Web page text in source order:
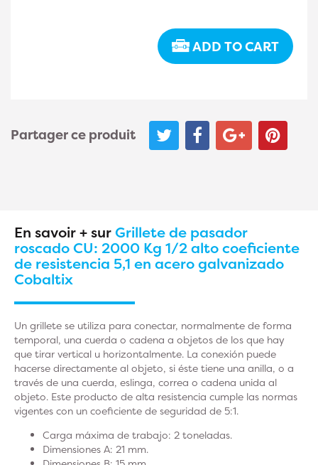
ADD TO CART
Partager ce produit
En savoir + surGrillete de pasador
roscado CU: 2000 Kg 1/2 alto coeficiente
de resistencia 5,1 en acero galvanizado
Cobaltix
Un grillete se utiliza para conectar, normalmente de forma
temporal, una cuerda o cadena a objetos de los que hay
que tirar vertical u horizontalmente. La conexión puede
hacerse directamente al objeto, si éste tiene una anilla, o a
través de una cuerda, eslinga, correa o cadena unida al
objeto. Este producto de alta resistencia cumple las normas
vigentes con un coeficiente de seguridad de 5:1.
Carga máxima de trabajo: 2 toneladas.
Dimensiones A: 21 mm.